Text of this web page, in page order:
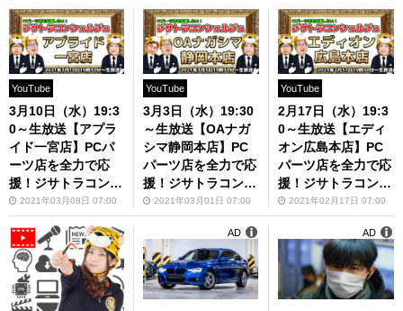
YouTube
3月10日（水）19:3
0～生放送【アプラ
イド一宮店】PCパ
ーツ店を全力で応
援！ジサトラコンシ
ェルジュ#3
2021年03月08日 07:00
YouTube
3月3日（水）19:30
～生放送【OAナガ
シマ静岡本店】PC
パーツ店を全力で応
援！ジサトラコンシ
ェルジュ#2
2021年03月01日 07:00
YouTube
2月17日（水）19:3
0～生放送【エディ
オン広島本店】PC
パーツ店を全力で応
援！ジサトラコンシ
ェルジュ#1
2021年02月17日 07:00
AD AD